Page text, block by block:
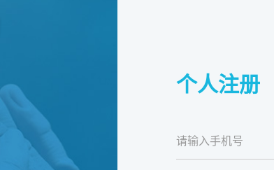
个人注册